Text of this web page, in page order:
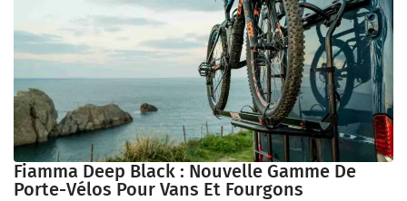
Fiamma Deep Black : Nouvelle Gamme De
Porte-Vélos Pour Vans Et Fourgons